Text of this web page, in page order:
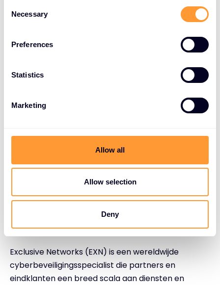
Necessary
Preferences
Statistics
Marketing
Allow all
Allow selection
Deny
Nicolas Leroy
Emily Oliver / Jamie Ricketts
exclusivenetworks@fticonsulting.com
Over Exclusive Networks
Exclusive Networks (EXN) is een wereldwijde
cyberbeveiligingsspecialist die partners en
eindklanten een breed scala aan diensten en